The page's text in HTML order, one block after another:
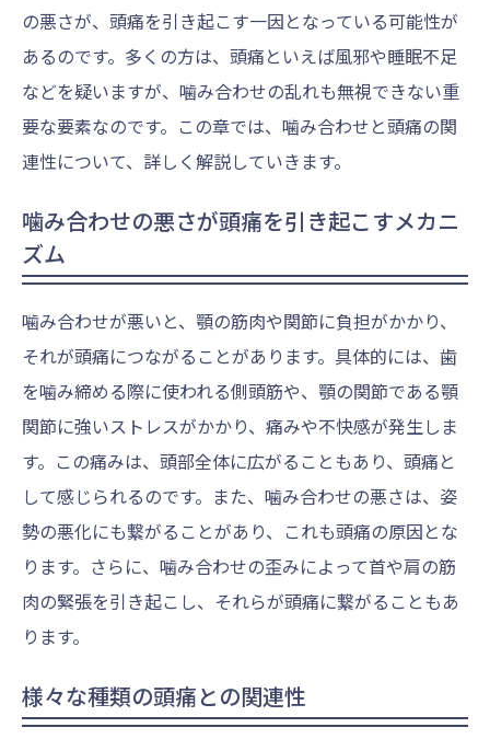
の悪さが、頭痛を引き起こす一因となっている可能性が
あるのです。多くの方は、頭痛といえば風邪や睡眠不足
などを疑いますが、噛み合わせの乱れも無視できない重
要な要素なのです。この章では、噛み合わせと頭痛の関
連性について、詳しく解説していきます。
噛み合わせの悪さが頭痛を引き起こすメカニ
ズム
噛み合わせが悪いと、顎の筋肉や関節に負担がかかり、
それが頭痛につながることがあります。具体的には、歯
を噛み締める際に使われる側頭筋や、顎の関節である顎
関節に強いストレスがかかり、痛みや不快感が発生しま
す。この痛みは、頭部全体に広がることもあり、頭痛と
して感じられるのです。また、噛み合わせの悪さは、姿
勢の悪化にも繋がることがあり、これも頭痛の原因とな
ります。さらに、噛み合わせの歪みによって首や肩の筋
肉の緊張を引き起こし、それらが頭痛に繋がることもあ
ります。
様々な種類の頭痛との関連性